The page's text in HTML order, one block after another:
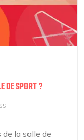
DE SPORT ?
la salle de